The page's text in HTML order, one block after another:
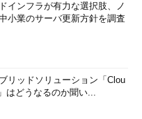
インフラが有力な選択肢、ノ
小業のサーバ更新方針を調査
リッドソリューション「Clou
はどうなるのか聞い...